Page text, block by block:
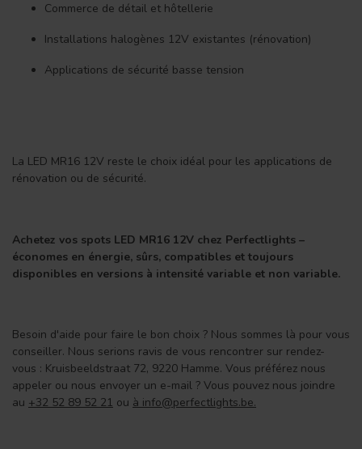
Commerce de détail et hôtellerie
Installations halogènes 12V existantes (rénovation)
Applications de sécurité basse tension
La LED MR16 12V reste le choix idéal pour les applications de
rénovation ou de sécurité.
Achetez vos spots LED MR16 12V chez Perfectlights –
économes en énergie, sûrs, compatibles et toujours
disponibles en versions à intensité variable et non variable.
Besoin d'aide pour faire le bon choix ? Nous sommes là pour vous
conseiller. Nous serions ravis de vous rencontrer sur rendez-
vous : Kruisbeeldstraat 72, 9220 Hamme. Vous préférez nous
appeler ou nous envoyer un e-mail ? Vous pouvez nous joindre
au +32 52 89 52 21 ou à info@perfectlights.be.